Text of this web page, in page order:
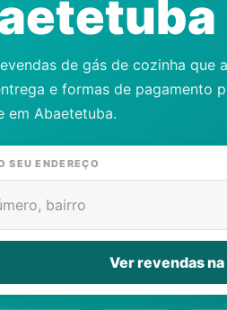
de gás de cozinha que
e formas de pagamento
em Abaetetuba.
SEU ENDEREÇO
bairro
Ver revendas